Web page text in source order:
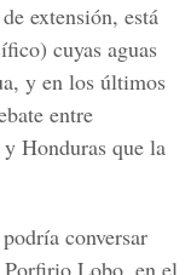
extensión, está
cuyas aguas
y en los últimos
entre
Honduras que la
conversar
Porfirio Lobo, en el